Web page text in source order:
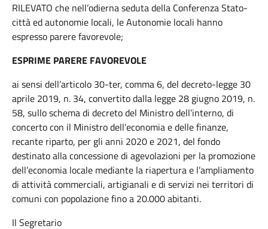
RILEVATO che nell’odierna seduta della Conferenza Stato-
città ed autonomie locali, le Autonomie locali hanno
espresso parere favorevole;
ESPRIME PARERE FAVOREVOLE
ai sensi dell’articolo 30-ter, comma 6, del decreto-legge 30
aprile 2019, n. 34, convertito dalla legge 28 giugno 2019, n.
58, sullo schema di decreto del Ministro dell’interno, di
concerto con il Ministro dell’economia e delle finanze,
recante riparto, per gli anni 2020 e 2021, del fondo
destinato alla concessione di agevolazioni per la promozione
dell’economia locale mediante la riapertura e l’ampliamento
di attività commerciali, artigianali e di servizi nei territori di
comuni con popolazione fino a 20.000 abitanti.
Il Segretario